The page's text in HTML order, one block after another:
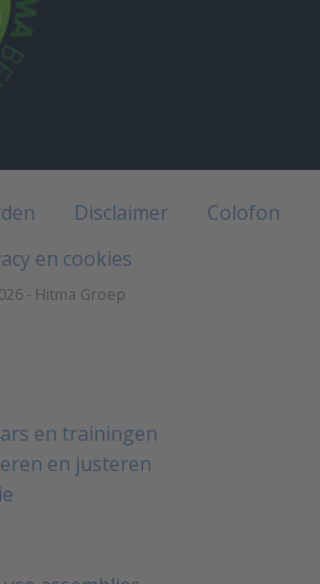
Disclaimer
Colofon
en cookies
- Hitma Groep
en trainingen
en justeren